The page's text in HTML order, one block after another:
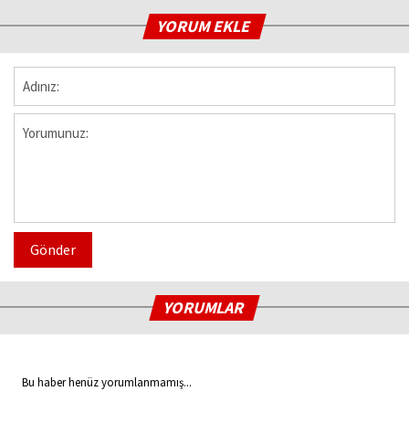
YORUM EKLE
Gönder
YORUMLAR
Bu haber henüz yorumlanmamış...